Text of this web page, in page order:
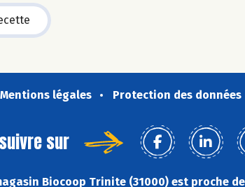
Mentions légales Protection des données
sur
Biocoop Trinite (31000) est proche